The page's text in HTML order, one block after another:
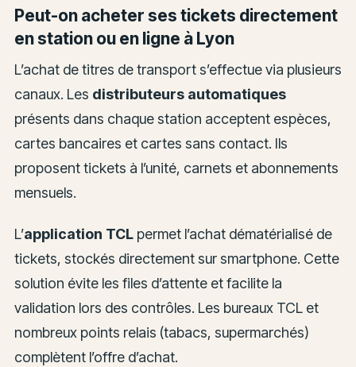
Peut-on acheter ses tickets directement
en station ou en ligne à Lyon
L’achat de titres de transport s’effectue via plusieurs
canaux. Les distributeurs automatiques
présents dans chaque station acceptent espèces,
cartes bancaires et cartes sans contact. Ils
proposent tickets à l’unité, carnets et abonnements
mensuels.
L’application TCLpermet l’achat dématérialisé de
tickets, stockés directement sur smartphone. Cette
solution évite les files d’attente et facilite la
validation lors des contrôles. Les bureaux TCL et
nombreux points relais (tabacs, supermarchés)
complètent l’offre d’achat.